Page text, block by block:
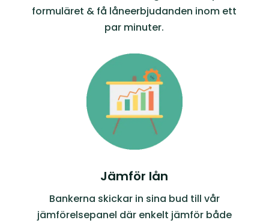
formuläret & få låneerbjudanden inom ett
par minuter.
Jämför lån
Bankerna skickar in sina bud till vår
jämförelsepanel där enkelt jämför både